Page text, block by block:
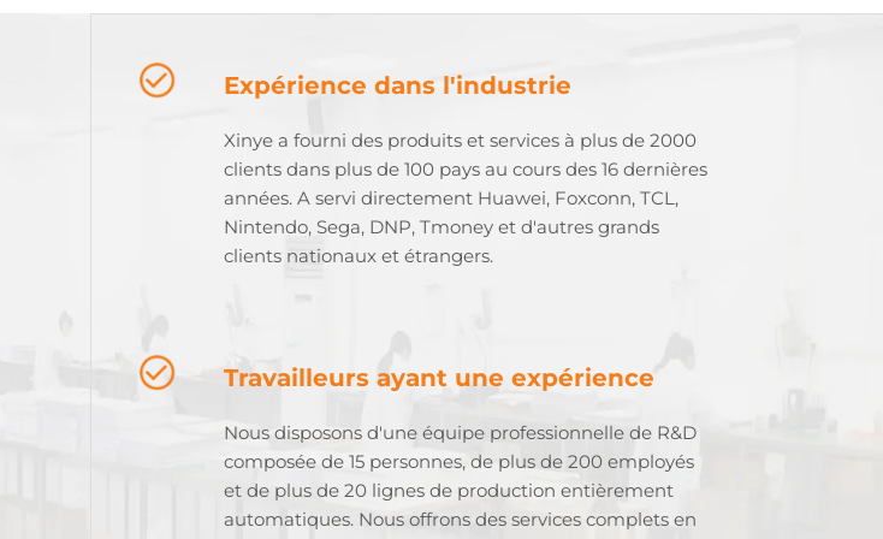
Expérience dans l'industrie
Xinye a fourni des produits et services à plus de 2000
clients dans plus de 100 pays au cours des 16 dernières
années. A servi directement Huawei, Foxconn, TCL,
Nintendo, Sega, DNP, Tmoney et d'autres grands
clients nationaux et étrangers.
Travailleurs ayant une expérience
Nous disposons d'une équipe professionnelle de R&D
composée de 15 personnes, de plus de 200 employés
et de plus de 20 lignes de production entièrement
automatiques. Nous offrons des services complets en